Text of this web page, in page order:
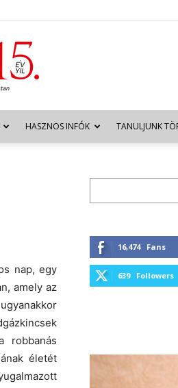
HASZNOS INFÓK TANULJUNK
nap, egy
amely az
robbanás
életét
16,474 Fans
639 Followers